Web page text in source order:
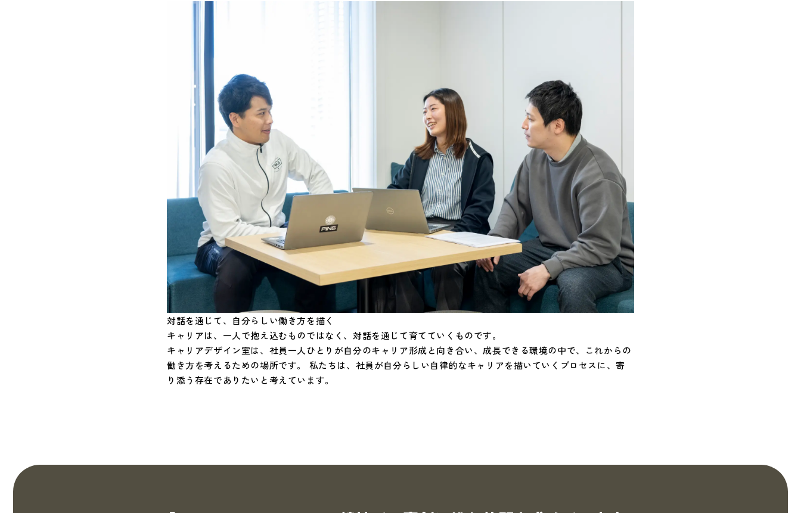
対話を通じて、自分らしい働き方を描く
キャリアは、一人で抱え込むものではなく、対話を通じて育てていくものです。
キャリアデザイン室は、社員一人ひとりが自分のキャリア形成と向き合い、成長できる環境の中で、これからの
働き方を考えるための場所です。 私たちは、社員が自分らしい自律的なキャリアを描いていくプロセスに、寄
り添う存在でありたいと考えています。